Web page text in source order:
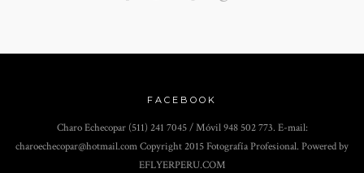
FACEBOOK
Charo Echecopar (511) 241 7045 / Móvil 948 502 773. E-mail:
charoechecopar@hotmail.com Copyright 2015 Fotografía Profesional. Powered by
EFLYERPERU.COM